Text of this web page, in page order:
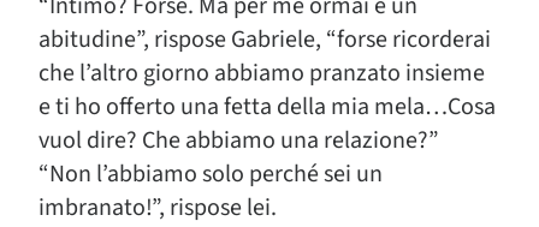
abitudine”, rispose Gabriele, “forse ricorderai
che l’altro giorno abbiamo pranzato insieme
e ti ho offerto una fetta della mia mela…Cosa
vuol dire? Che abbiamo una relazione?”
“Non l’abbiamo solo perché sei un
imbranato!”, rispose lei.